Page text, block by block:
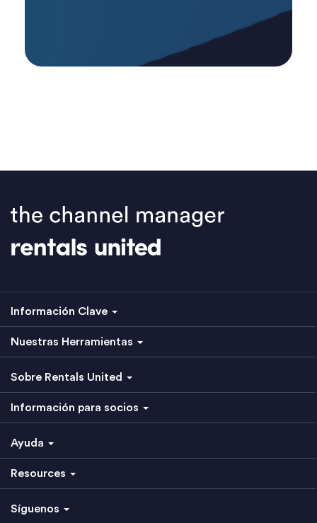
Información Clave
Nuestras Herramientas
Sobre Rentals United
Información para socios
Ayuda
Resources
Síguenos